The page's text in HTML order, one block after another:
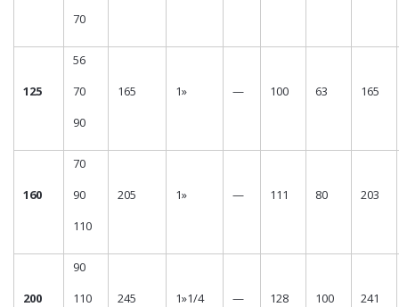
70
125
56
70
90
165 1» — 100 63 165
160
70
90
110
205 1» — 111 80 203
200
90
110
245 1»1/4 — 128 100 241